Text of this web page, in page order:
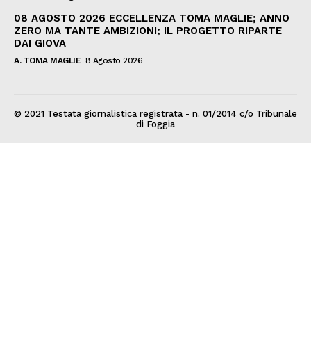
08 AGOSTO 2026 ECCELLENZA TOMA MAGLIE; ANNO
ZERO MA TANTE AMBIZIONI; IL PROGETTO RIPARTE
DAI GIOVA
A. TOMA MAGLIE 8 Agosto 2026
© 2021 Testata giornalistica registrata - n. 01/2014 c/o Tribunale
di Foggia